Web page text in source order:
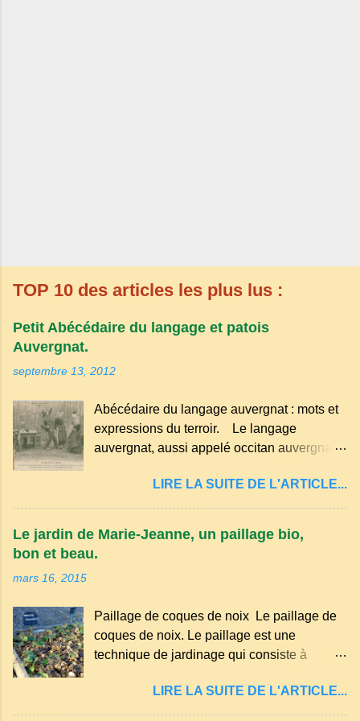
TOP 10 des articles les plus lus :
Petit Abécédaire du langage et patois
Auvergnat.
septembre 13, 2012
Abécédaire du langage auvergnat : mots et
expressions du terroir. Le langage
auvergnat, aussi appelé occitan auvergnat ,
principalement en Auvergne et dans
certaines parties du Massif central . Il
et est classé parmi les dialectes du nord-
Par exemple, on trouve des mots typiques
comme "agourer" (s'accroupir) ou "aze"
(âne, utilisé aussi pour désigner quelqu'un
Auvergne particulièrement du Puy-de-
Dôme . A Adrillier : arbres de la famille...
LIRE LA SUITE DE L'ARTICLE...
Le jardin de Marie-Jeanne, un paillage bio,
bon et beau.
mars 16, 2015
Paillage de coques de noix Le paillage de
coques de noix. Le paillage est une
technique de jardinage qui consiste à
organiques, minéraux ou synthétiques pour
le protéger et améliorer sa fertilité. Il
LIRE LA SUITE DE L'ARTICLE...